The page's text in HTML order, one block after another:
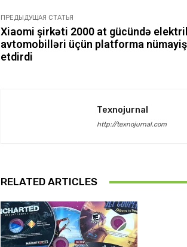
ПРЕДЫДУЩАЯ СТАТЬЯ
Xiaomi şirkəti 2000 at gücündə
avtomobilləri üçün platforma nümayiş
etdirdi
Texnojurnal
http://texnojurnal.com
RELATED ARTICLES